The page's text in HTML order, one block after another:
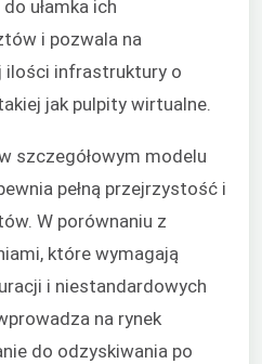
ułamka ich
i pozwala na
ilości infrastruktury o
jak pulpity wirtualne.
szczegółowym modelu
pełną przejrzystość i
W porównaniu z
które wymagają
i niestandardowych
na rynek
do odzyskiwania po